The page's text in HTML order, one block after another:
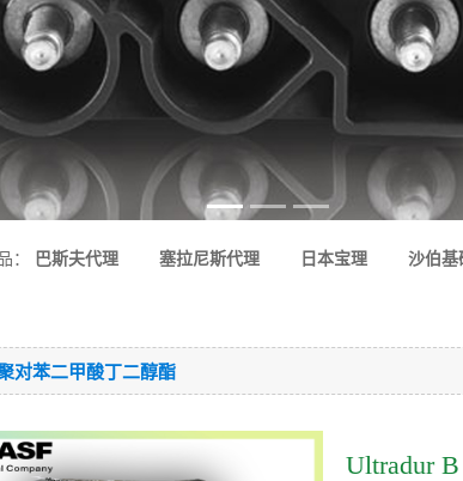
： 巴斯夫代理 塞拉尼斯代理 日本宝理 沙伯基
对苯二甲酸丁二醇酯
Ultradur